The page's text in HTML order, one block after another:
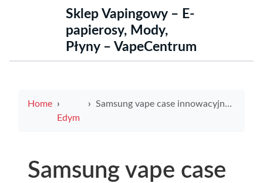
Sklep Vapingowy – E-
papierosy, Mody,
Płyny – VapeCentrum
Home
Edym
Samsung vape case innowacyjne etui dla miłośników waporyzacji
Samsung vape case